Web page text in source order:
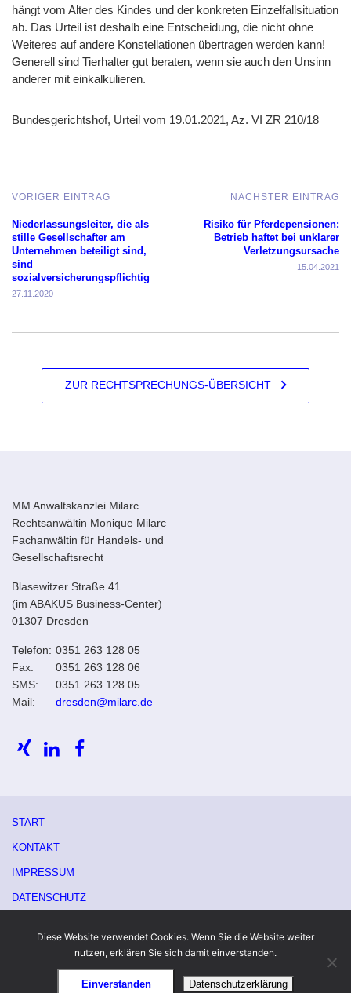
hängt vom Alter des Kindes und der konkreten Einzelfallsituation
ab. Das Urteil ist deshalb eine Entscheidung, die nicht ohne
Weiteres auf andere Konstellationen übertragen werden kann!
Generell sind Tierhalter gut beraten, wenn sie auch den Unsinn
anderer mit einkalkulieren.
Bundesgerichtshof, Urteil vom 19.01.2021, Az. VI ZR 210/18
VORIGER EINTRAG
Niederlassungsleiter, die als
stille Gesellschafter am
Unternehmen beteiligt sind,
sind
sozialversicherungspflichtig
27.11.2020
NÄCHSTER EINTRAG
Risiko für Pferdepensionen:
Betrieb haftet bei unklarer
Verletzungsursache
15.04.2021
ZUR RECHTSPRECHUNGS-ÜBERSICHT
MM Anwaltskanzlei Milarc
Rechtsanwältin Monique Milarc
Fachanwältin für Handels- und
Gesellschaftsrecht
Blasewitzer Straße 41
(im ABAKUS Business-Center)
01307 Dresden
Telefon: 0351 263 128 05
Fax:
0351 263 128 06
SMS:
0351 263 128 05
Mail:
dresden@milarc.de
START
KONTAKT
IMPRESSUM
DATENSCHUTZ
Diese Website verwendet Cookies. Wenn Sie die Website weiter
nutzen, erklären Sie sich damit einverstanden.
Einverstanden Datenschutzerklärung